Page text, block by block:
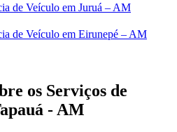
de Veículo em Juruá – AM
de Veículo em Eirunepé – AM
os Serviços de
- AM